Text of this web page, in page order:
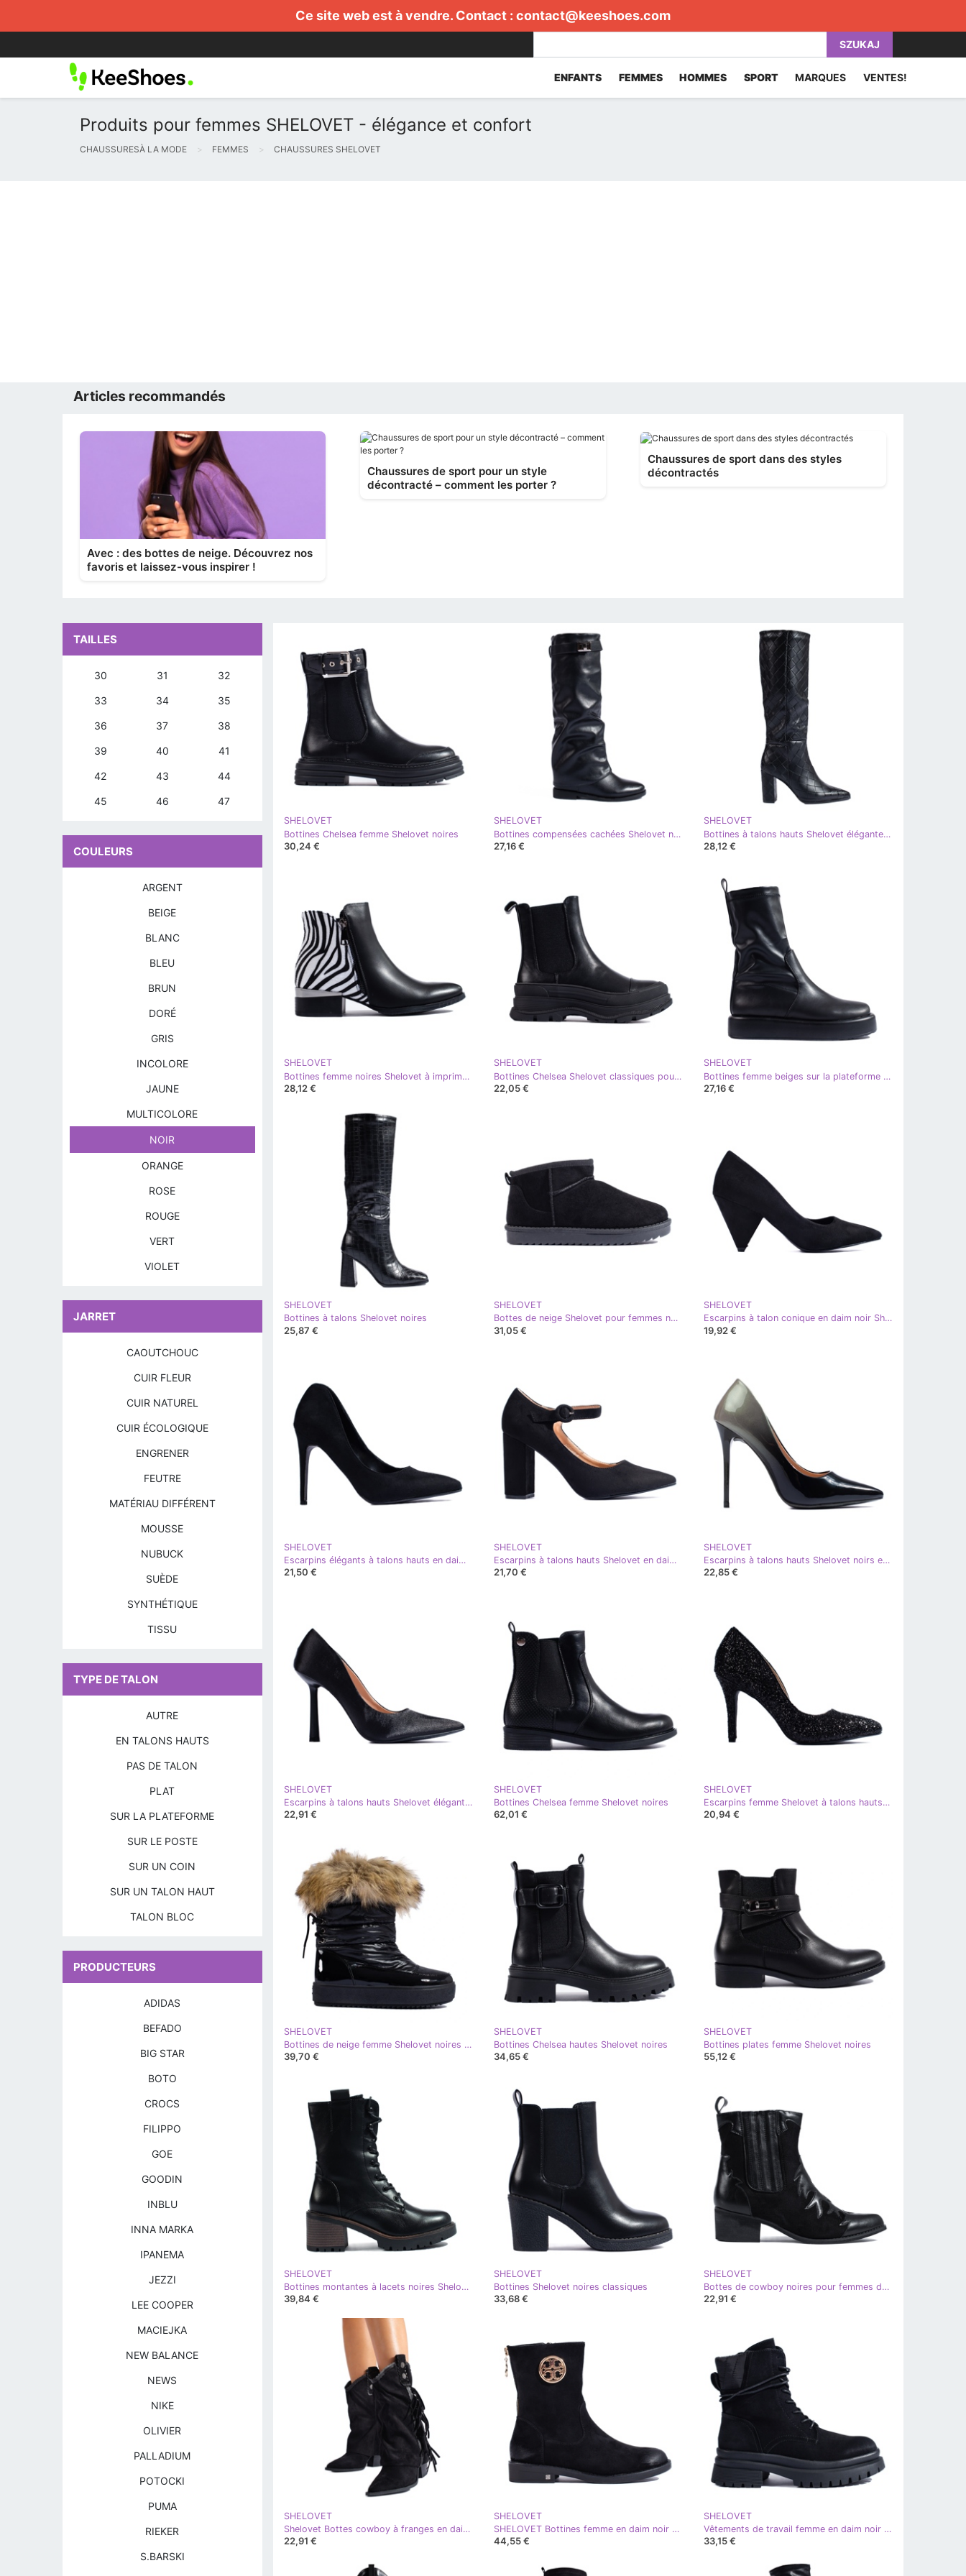
Ce site web est à vendre. Contact : contact@keeshoes.com
SZUKAJ
ENFANTS FEMMES HOMMES SPORT MARQUES VENTES!
Produits pour femmes SHELOVET - élégance et confort
CHAUSSURESÀ LA MODE FEMMES CHAUSSURES SHELOVET
Articles recommandés
Avec : des bottes de neige. Découvrez nos
favoris et laissez-vous inspirer !
Chaussures de sport pour un style
décontracté – comment les porter ?
Chaussures de sport dans des styles
décontractés
SHELOVET
Bottines Chelsea femme Shelovet noires
30,24 €
SHELOVET
Bottines compensées cachées Shelovet noires
27,16 €
SHELOVET
Bottines à talons hauts Shelovet élégantes noires
28,12 €
SHELOVET
Bottines femme noires Shelovet à imprimé zèbre
28,12 €
SHELOVET
Bottines Chelsea Shelovet classiques pour femmes noir
22,05 €
SHELOVET
Bottines femme beiges sur la plateforme Shelovet noir
27,16 €
SHELOVET
Bottines à talons Shelovet noires
25,87 €
SHELOVET
Bottes de neige Shelovet pour femmes noires
31,05 €
SHELOVET
Escarpins à talon conique en daim noir Shelovet
19,92 €
SHELOVET
Escarpins élégants à talons hauts en daim Shelovet noir
21,50 €
SHELOVET
Escarpins à talons hauts Shelovet en daim noir
21,70 €
SHELOVET
Escarpins à talons hauts Shelovet noirs et gris
22,85 €
SHELOVET
Escarpins à talons hauts Shelovet élégants noirs satinés
22,91 €
SHELOVET
Bottines Chelsea femme Shelovet noires
62,01 €
SHELOVET
Escarpins femme Shelovet à talons hauts noirs pailletés
20,94 €
SHELOVET
Bottines de neige femme Shelovet noires avec fourrure
39,70 €
SHELOVET
Bottines Chelsea hautes Shelovet noires
34,65 €
SHELOVET
Bottines plates femme Shelovet noires
55,12 €
SHELOVET
Bottines montantes à lacets noires Shelovet
39,84 €
SHELOVET
Bottines Shelovet noires classiques
33,68 €
SHELOVET
Bottes de cowboy noires pour femmes de Shelovet
22,91 €
SHELOVET
Shelovet Bottes cowboy à franges en daim noir femme
22,91 €
SHELOVET
SHELOVET Bottines femme en daim noir Potocki
44,55 €
SHELOVET
Vêtements de travail femme en daim noir Shelovet
33,15 €
TAILLES
30 31 32
33 34 35
36 37 38
39 40 41
42 43 44
45 46 47
COULEURS
ARGENT
BEIGE
BLANC
BLEU
BRUN
DORÉ
GRIS
INCOLORE
JAUNE
MULTICOLORE
NOIR
ORANGE
ROSE
ROUGE
VERT
VIOLET
JARRET
CAOUTCHOUC
CUIR FLEUR
CUIR NATUREL
CUIR ÉCOLOGIQUE
ENGRENER
FEUTRE
MATÉRIAU DIFFÉRENT
MOUSSE
NUBUCK
SUÈDE
SYNTHÉTIQUE
TISSU
TYPE DE TALON
AUTRE
EN TALONS HAUTS
PAS DE TALON
PLAT
SUR LA PLATEFORME
SUR LE POSTE
SUR UN COIN
SUR UN TALON HAUT
TALON BLOC
PRODUCTEURS
ADIDAS
BEFADO
BIG STAR
BOTO
CROCS
FILIPPO
GOE
GOODIN
INBLU
INNA MARKA
IPANEMA
JEZZI
LEE COOPER
MACIEJKA
NEW BALANCE
NEWS
NIKE
OLIVIER
PALLADIUM
POTOCKI
PUMA
RIEKER
S.BARSKI